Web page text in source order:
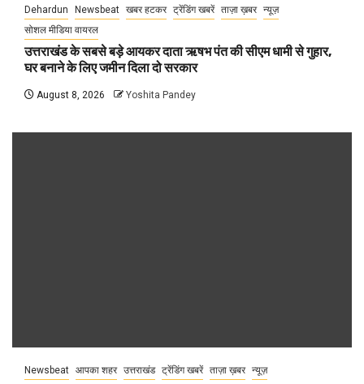
Dehardun Newsbeat खबर हटकर ट्रेंडिंग खबरें ताज़ा ख़बर न्यूज़
सोशल मीडिया वायरल
उत्तराखंड के सबसे बड़े आयकर दाता ऋषभ पंत की सीएम धामी से गुहार,
घर बनाने के लिए जमीन दिला दो सरकार
August 8, 2026 Yoshita Pandey
Newsbeat आपका शहर उत्तराखंड ट्रेंडिंग खबरें ताज़ा ख़बर न्यूज़